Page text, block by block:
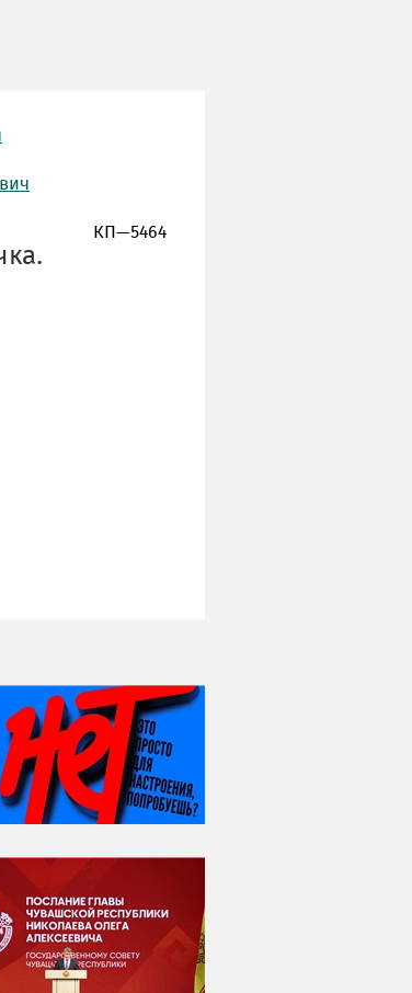
КП—5464
БЕЗ ДАТЫ...
ДЕНЬ